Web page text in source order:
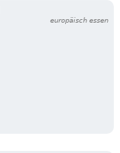
europäisch essen